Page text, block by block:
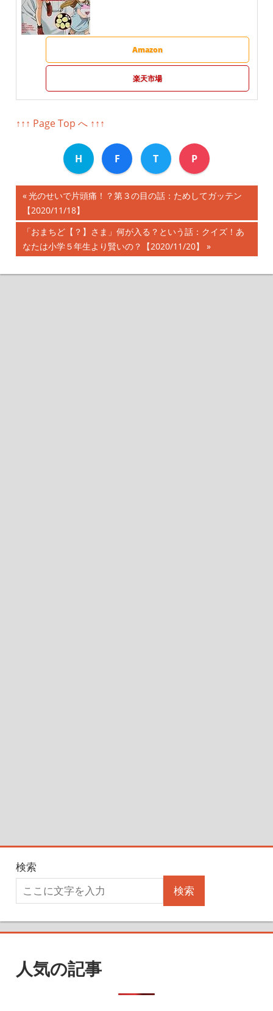
Amazon
楽天市場
↑↑↑ Page Top へ ↑↑↑
H F T P
投
稿
ナ
ビ
前
の
記
事:
光のせいで片頭痛！？第３の目の話：ためしてガッテン
【2020/11/18】
次
の
事:
「おまちど【？】さま」何が入る？という話：クイズ！あ
なたは小学５年生より賢いの？【2020/11/20】
検索
検索
人気の記事